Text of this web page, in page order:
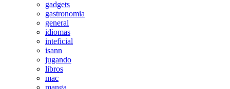
gadgets
gastronomia
general
idiomas
inteficial
isann
jugando
libros
mac
manga